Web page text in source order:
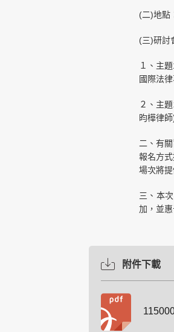
(二)地點
(三)研討
１、主
國際法
２、主
昀樺律師
二、有
報名方
場次將提
三、本
加，並惠
附件下載